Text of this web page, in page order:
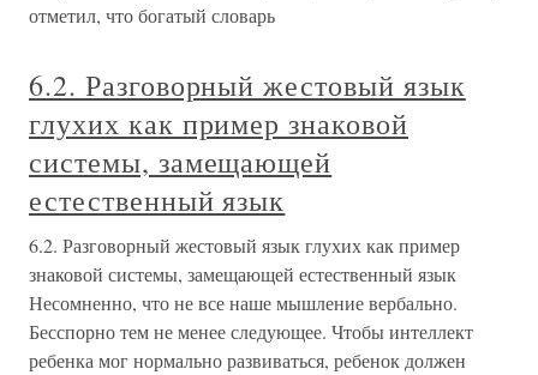
отметил, что богатый словарь
6.2. Разговорный жестовый язык
глухих как пример знаковой
системы, замещающей
естественный язык
6.2. Разговорный жестовый язык глухих как пример
знаковой системы, замещающей естественный язык
Несомненно, что не все наше мышление вербально.
Бесспорно тем не менее следующее. Чтобы интеллект
ребенка мог нормально развиваться, ребенок должен